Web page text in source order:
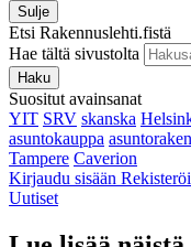
Sulje
Etsi Rakennuslehti.fistä
Hae tältä sivustolta
Haku
Suositut avainsanat
YIT SRV skanska
asuntokauppa
Tampere Caverion
Kirjaudu sisään
Uutiset